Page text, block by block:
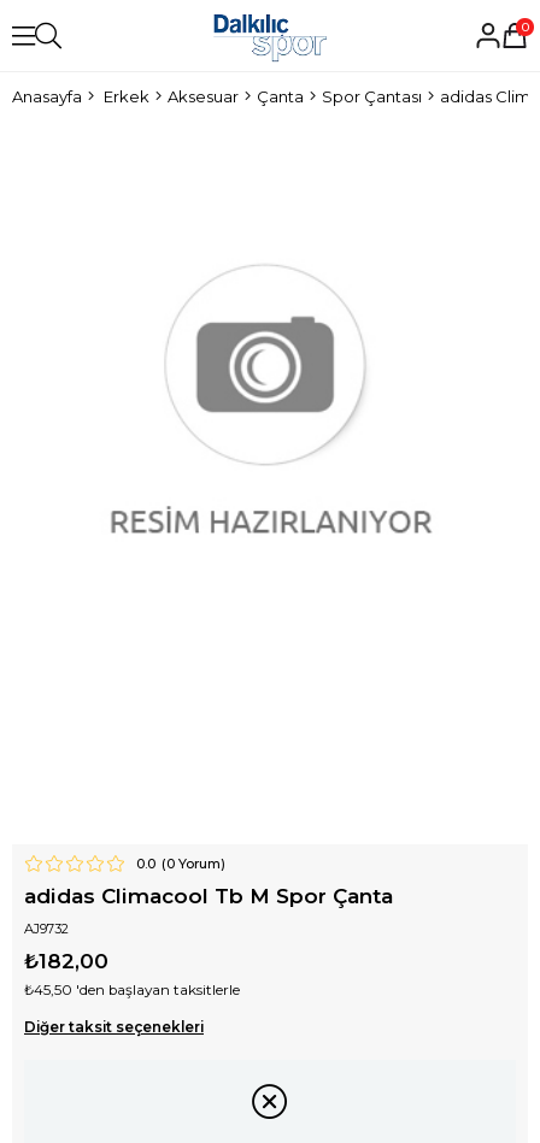
0
Anasayfa Erkek Aksesuar Çanta Spor Çantası adidas
0.0 (0Yorum)
adidas Climacool Tb M Spor Çanta
AJ9732
₺182,00
₺45,50 'den başlayan taksitlerle
Diğer taksit seçenekleri